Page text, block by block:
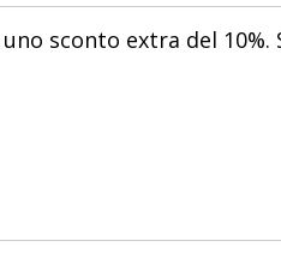
sconto extra del 10%.